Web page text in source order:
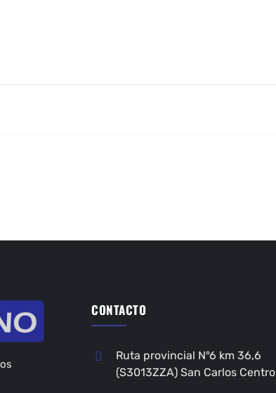
CONTACTO
Ruta provincial N°6 km 36,6
(S3013ZZA) San Carlos Centro